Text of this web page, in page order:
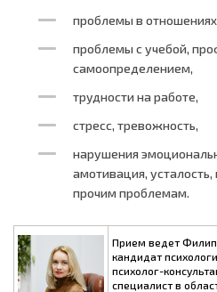
проблемы в
проблемы с учебой,
самоопределением,
трудности на работе,
стресс, тревожность,
нарушения
амотивация,
прочим проблемам.
Прием ведет
кандидат
психолог-
специалист в